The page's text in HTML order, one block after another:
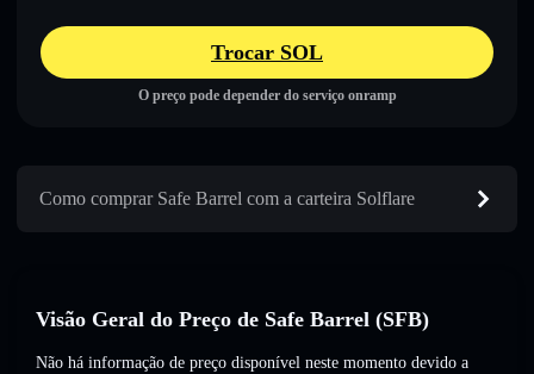
Trocar SOL
O preço pode depender do serviço onramp
Como comprar Safe Barrel com a carteira Solflare
Visão Geral do Preço de Safe Barrel (SFB)
Não há informação de preço disponível neste momento devido a